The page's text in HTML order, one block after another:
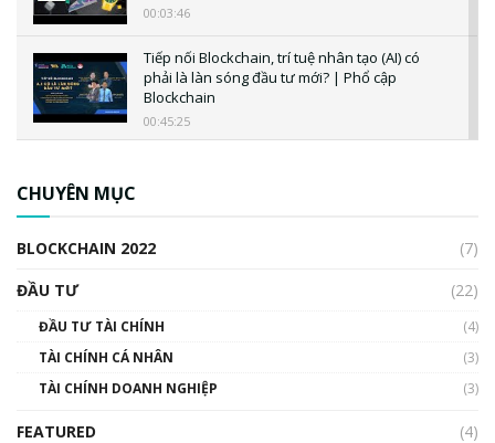
00:03:46
Tiếp nối Blockchain, trí tuệ nhân tạo (AI) có
phải là làn sóng đầu tư mới? | Phổ cập
Blockchain
00:45:25
00:02:14
Nhìn lại năm 2022: Những sự kiện ảnh hưởng
đến hệ sinh thái tiền mã hoá | Phổ cập
CHUYÊN MỤC
BLOCKCHAIN 2022
(7)
ĐẦU TƯ
(22)
ĐẦU TƯ TÀI CHÍNH
(4)
TÀI CHÍNH CÁ NHÂN
(3)
TÀI CHÍNH DOANH NGHIỆP
(3)
FEATURED
(4)